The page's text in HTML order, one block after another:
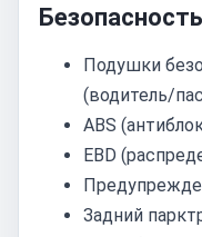
Безопасность
Подушки
(водитель/
ABS
EBD
Задний